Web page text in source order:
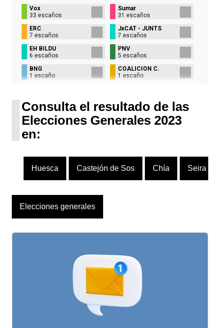
Vox
33 escaños
Sumar
31 escaños
ERC
7 escaños
JxCAT - JUNTS
7 escaños
EH BILDU
6 escaños
PNV
5 escaños
BNG
1 escaño
COALICIÓN C.
1 escaño
Consulta el resultado de las
Elecciones Generales 2023
en:
Huesca Castejón de Sos Chía Seira
Elecciones generales